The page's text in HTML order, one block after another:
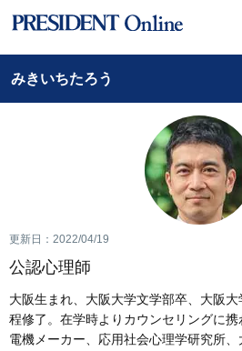
みきいちたろう
更新日：2022/04/19
公認心理師
大阪生まれ、大阪大学文学部卒、大阪
程修了。在学時よりカウンセリングに
電機メーカー、応用社会心理学研究所